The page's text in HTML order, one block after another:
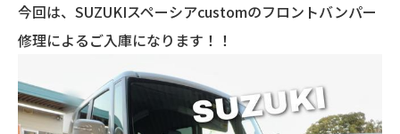
今回は、SUZUKIスペーシアcustomのフロントバンパー
修理によるご入庫になります！！